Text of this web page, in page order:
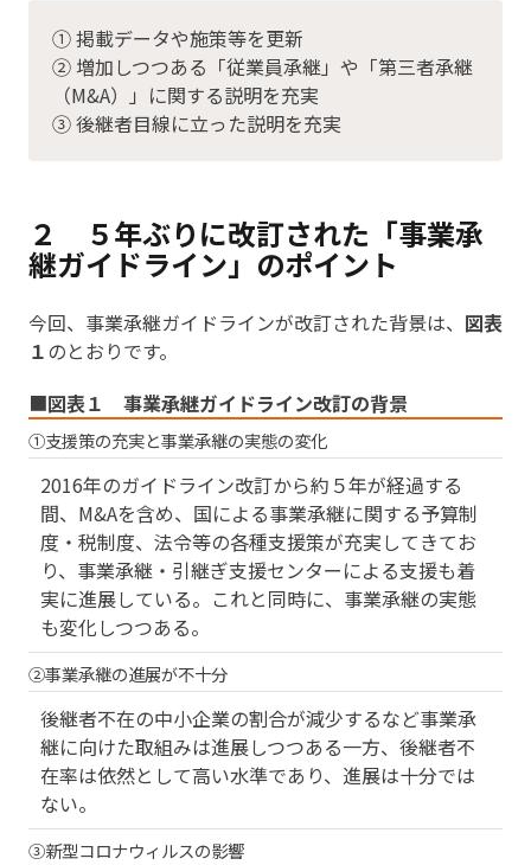
① 掲載データや施策等を更新
② 増加しつつある「従業員承継」や「第三者承継
（M&A）」に関する説明を充実
③ 後継者目線に立った説明を充実
２ ５年ぶりに改訂された「事業承
継ガイドライン」のポイント
今回、事業承継ガイドラインが改訂された背景は、 図表
１ のとおりです。
■図表１ 事業承継ガイドライン改訂の背景
①支援策の充実と事業承継の実態の変化
2016年のガイドライン改訂から約５年が経過する
間、M&Aを含め、国による事業承継に関する予算制
度・税制度、法令等の各種支援策が充実してきてお
り、事業承継・引継ぎ支援センターによる支援も着
実に進展している。これと同時に、事業承継の実態
も変化しつつある。
②事業承継の進展が不十分
後継者不在の中小企業の割合が減少するなど事業承
継に向けた取組みは進展しつつある一方、後継者不
在率は依然として高い水準であり、進展は十分では
ない。
③新型コロナウィルスの影響